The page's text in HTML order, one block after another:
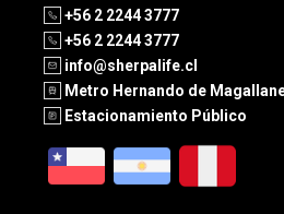
+56 2 2244 3777
+56 2 2244 3777
info@sherpalife.cl
Metro Hernando de
Estacionamiento Público